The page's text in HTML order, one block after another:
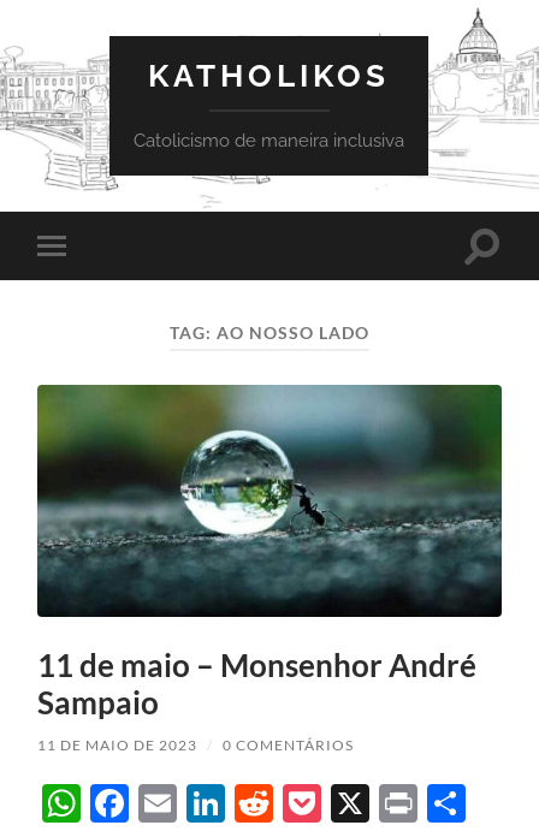
KATHOLIKOS
Catolicismo de maneira inclusiva
Toggle
mobile
Toggle
TAG: AO NOSSO LADO
11 de maio – Monsenhor André
Sampaio
11 DE MAIO DE 2023 / 0 COMENTÁRIOS
WhatsApp
Facebook
EmailLinkedIn
Reddit
Pocket
X Print